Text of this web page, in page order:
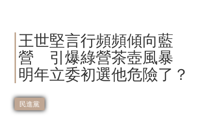
王世堅言行頻頻傾向藍
營 引爆綠營茶壺風暴
明年立委初選他危險了？
民進黨